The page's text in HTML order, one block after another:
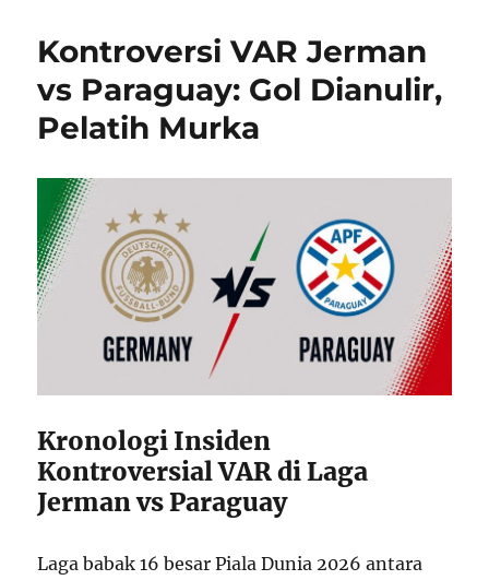
r
d
n
o
Kontroversi VAR Jerman
vs Paraguay: Gol Dianulir,
Pelatih Murka
Kronologi Insiden
Kontroversial VAR di Laga
Jerman vs Paraguay
Laga babak 16 besar Piala Dunia 2026 antara